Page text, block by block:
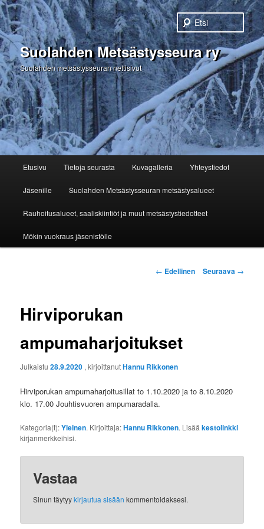
Suolahden Metsästysseura ry
Suolahden metsästysseuran nettisivut
Etsi
Siirry
sisältöön
Etusivu Tietoja seurasta Kuvagalleria Yhteystiedot
Jäsenille Suolahden Metsästysseuran metsästysalueet
Rauhoitusalueet, saaliskiintiöt ja muut metsästystiedotteet
Mökin vuokraus jäsenistölle
Artikkelien
← Edellinen Seuraava →
Hirviporukan
ampumaharjoitukset
Julkaistu28.9.2020 , kirjoittanutHannu Rikkonen
Hirviporukan ampumaharjoitusillat to 1.10.2020 ja to 8.10.2020
klo. 17.00 Jouhtisvuoren ampumaradalla.
Kategoria(t):Yleinen. Kirjoittaja:Hannu Rikkonen. Lisääkestolinkki
kirjanmerkkeihisi.
Vastaa
Sinun täytyykirjautua sisään kommentoidaksesi.